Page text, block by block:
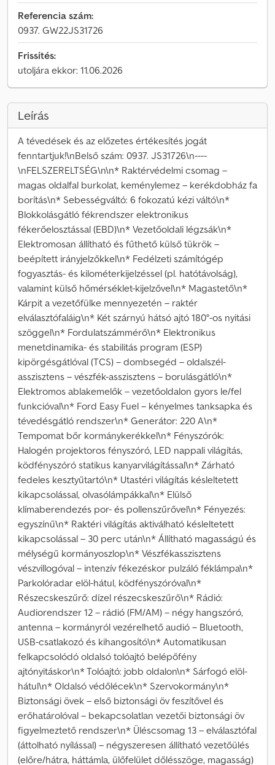
Referencia szám:
0937. GW22JS31726
Frissítés:
utoljára ekkor: 11.06.2026
Leírás
A tévedések és az előzetes értékesítés jogát
fenntartjuk!\nBelső szám: 0937. JS31726\n----
\nFELSZERELTSÉG\n\n* Raktérvédelmi csomag –
magas oldalfal burkolat, keménylemez – kerékdobház fa
borítás\n* Sebességváltó: 6 fokozatú kézi váltó\n*
Blokkolásgátló fékrendszer elektronikus
fékerőelosztással (EBD)\n* Vezetőoldali légzsák\n*
Elektromosan állítható és fűthető külső tükrök –
beépített irányjelzőkkel\n* Fedélzeti számítógép
fogyasztás- és kilométerkijelzéssel (pl. hatótávolság),
valamint külső hőmérséklet-kijelzővel\n* Magastető\n*
Kárpit a vezetőfülke mennyezetén – raktér
elválasztófaláig\n* Két szárnyú hátsó ajtó 180°-os nyitási
szöggel\n* Fordulatszámmérő\n* Elektronikus
menetdinamika- és stabilitás program (ESP)
kipörgésgátlóval (TCS) – dombsegéd – oldalszél-
asszisztens – vészfék-asszisztens – borulásgátló\n*
Elektromos ablakemelők – vezetőoldalon gyors le/fel
funkcióval\n* Ford Easy Fuel – kényelmes tanksapka és
tévedésgátló rendszer\n* Generátor: 220 A\n*
Tempomat bőr kormánykerékkel\n* Fényszórók:
Halogén projektoros fényszóró, LED nappali világítás,
ködfényszóró statikus kanyarvilágítással\n* Zárható
fedeles kesztyűtartó\n* Utastéri világítás késleltetett
kikapcsolással, olvasólámpákkal\n* Elülső
klímaberendezés por- és pollenszűrővel\n* Fényezés:
egyszínű\n* Raktéri világítás aktiválható késleltetett
kikapcsolással – 30 perc után\n* Állítható magasságú és
mélységű kormányoszlop\n* Vészfékasszisztens
vészvillogóval – intenzív fékezéskor pulzáló féklámpa\n*
Parkolóradar elöl-hátul, ködfényszóróval\n*
Részecskeszűrő: dízel részecskeszűrő\n* Rádió:
Audiorendszer 12 – rádió (FM/AM) – négy hangszóró,
antenna – kormányról vezérelhető audió – Bluetooth,
USB-csatlakozó és kihangosító\n* Automatikusan
felkapcsolódó oldalsó tolóajtó belépőfény
ajtónyitáskor\n* Tolóajtó: jobb oldalon\n* Sárfogó elöl-
hátul\n* Oldalsó védőlécek\n* Szervokormány\n*
Biztonsági övek – első biztonsági öv feszítővel és
erőhatárolóval – bekapcsolatlan vezetői biztonsági öv
figyelmeztető rendszer\n* Üléscsomag 13 – elválasztófal
(áttolható nyílással) – négyszeresen állítható vezetőülés
(előre/hátra, háttámla, ülőfelület dőlésszöge, magasság)